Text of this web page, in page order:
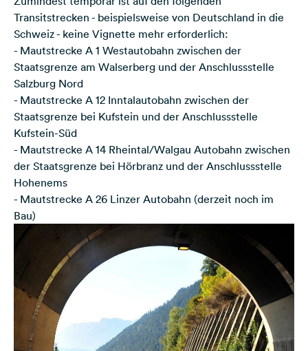
Transitstrecken - beispielsweise von Deutschland in die
Schweiz - keine Vignette mehr erforderlich:
- Mautstrecke A 1 Westautobahn zwischen der
Staatsgrenze am Walserberg und der Anschlussstelle
Salzburg Nord
- Mautstrecke A 12 Inntalautobahn zwischen der
Staatsgrenze bei Kufstein und der Anschlussstelle
Kufstein-Süd
- Mautstrecke A 14 Rheintal/Walgau Autobahn zwischen
der Staatsgrenze bei Hörbranz und der Anschlussstelle
Hohenems
- Mautstrecke A 26 Linzer Autobahn (derzeit noch im
Bau)